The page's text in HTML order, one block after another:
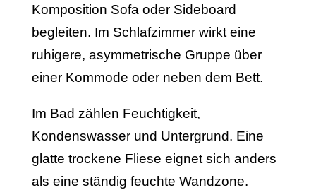
Komposition Sofa oder Sideboard
begleiten. Im Schlafzimmer wirkt eine
ruhigere, asymmetrische Gruppe über
einer Kommode oder neben dem Bett.
Im Bad zählen Feuchtigkeit,
Kondenswasser und Untergrund. Eine
glatte trockene Fliese eignet sich anders
als eine ständig feuchte Wandzone.